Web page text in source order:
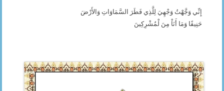
إِنِّي وَجَّهْتُ وَجْهِيَ لِلَّذِي فَطَرَ السَّمَاوَاتِ وَالأَرْضَ
حَنِيفًا وَمَا أَنَاْ مِنَ لْمُشْرِكِينَ